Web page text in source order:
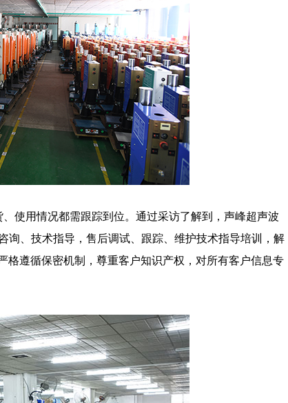
使用情况都需跟踪到位。通过采访了解到，声峰超声波
询、技术指导，售后调试、跟踪、维护技术指导培训，解
格遵循保密机制，尊重客户知识产权，对所有客户信息专